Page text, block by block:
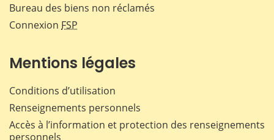
Bureau des biens non réclamés
Connexion FSP
Mentions légales
Conditions d’utilisation
Renseignements personnels
Accès à l’information et protection des renseignements
personnels